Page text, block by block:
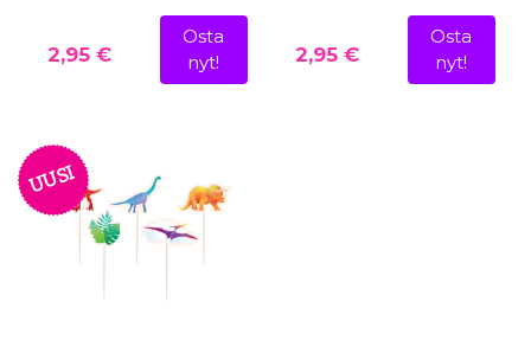
2,95 €
Osta
nyt!
2,95 €
Osta
nyt!
UUSI